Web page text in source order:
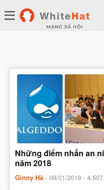
Những điểm nhấn an
năm 2018
Ginny Hà - 09/01/2019 -